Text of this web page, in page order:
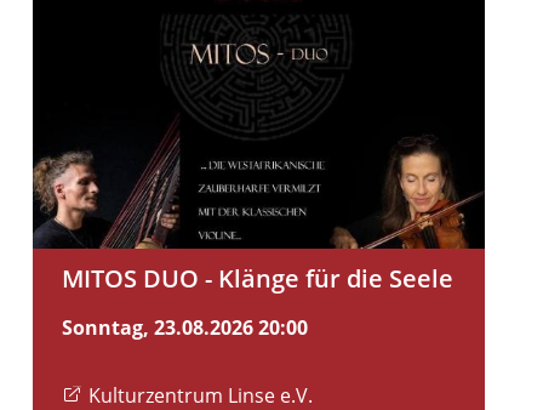
MITOS DUO - Klänge für die Seele
Sonntag, 23.08.202620:00
Kulturzentrum Linse e.V.